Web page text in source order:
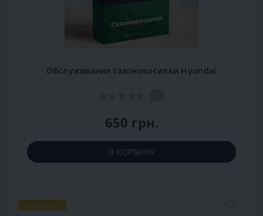
Обслуживание газонокосилки Hyundai
650 грн.
В КОРЗИНУ
Популярный